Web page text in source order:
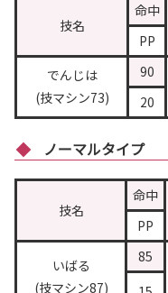
技名
命中
PP
でんじは
(技マシン73)
90
20
ノーマルタイプ
技名
命中
PP
いばる
(技マシン87)
85